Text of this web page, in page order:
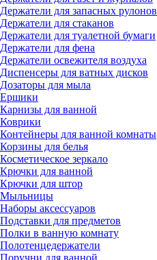
Держатели для запасных рулонов
Держатели для стаканов
Держатели для туалетной бумаги
Держатели для фена
Держатели освежителя воздуха
Диспенсеры для ватных дисков
Дозаторы для мыла
Ершики
Карнизы для ванной
Коврики
Контейнеры для ванной комнаты
Корзины для белья
Косметическое зеркало
Крючки для ванной
Крючки для штор
Мыльницы
Наборы аксессуаров
Подставки для предметов
Полки в ванную комнату
Полотенцедержатели
Поручни для ванной